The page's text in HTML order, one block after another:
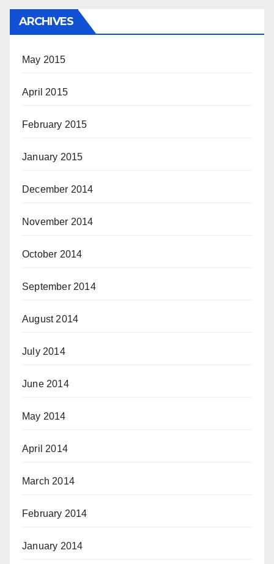
ARCHIVES
May 2015
April 2015
February 2015
January 2015
December 2014
November 2014
October 2014
September 2014
August 2014
July 2014
June 2014
May 2014
April 2014
March 2014
February 2014
January 2014